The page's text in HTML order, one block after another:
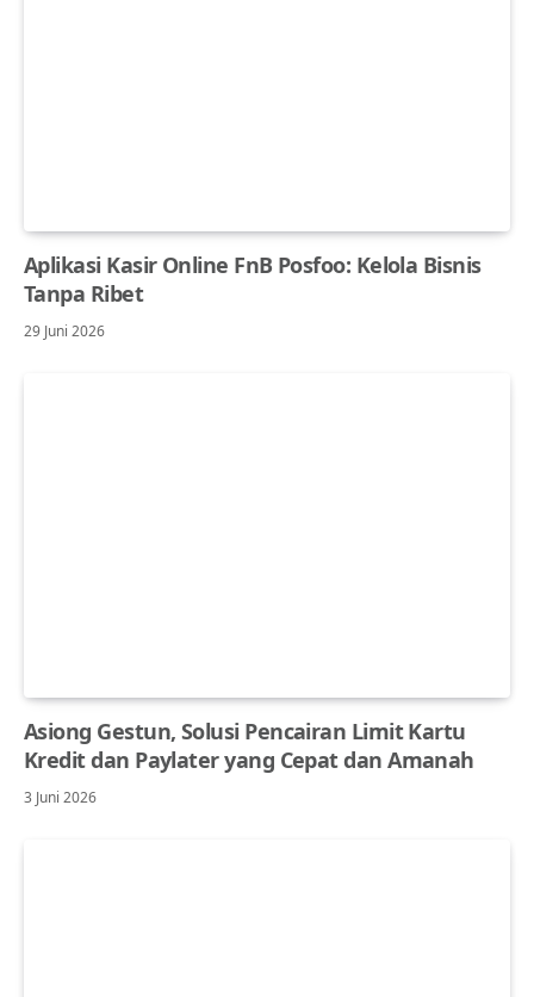
Aplikasi Kasir Online FnB Posfoo: Kelola Bisnis
Tanpa Ribet
29 Juni 2026
Asiong Gestun, Solusi Pencairan Limit Kartu
Kredit dan Paylater yang Cepat dan Amanah
3 Juni 2026